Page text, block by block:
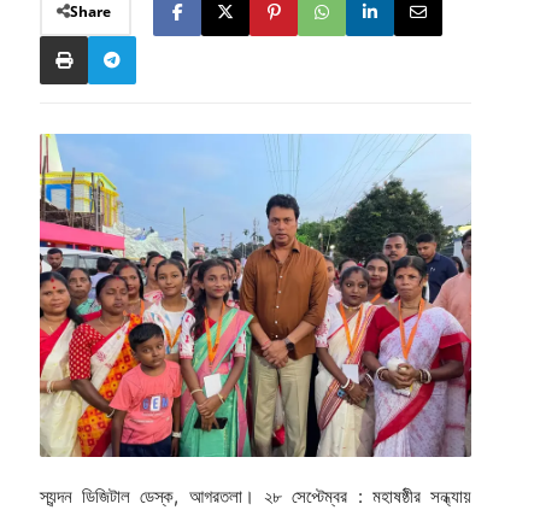
Share
স্যন্দন ডিজিটাল ডেস্ক, আগরতলা। ২৮ সেপ্টেম্বর : মহাষষ্ঠীর সন্ধ্যায়